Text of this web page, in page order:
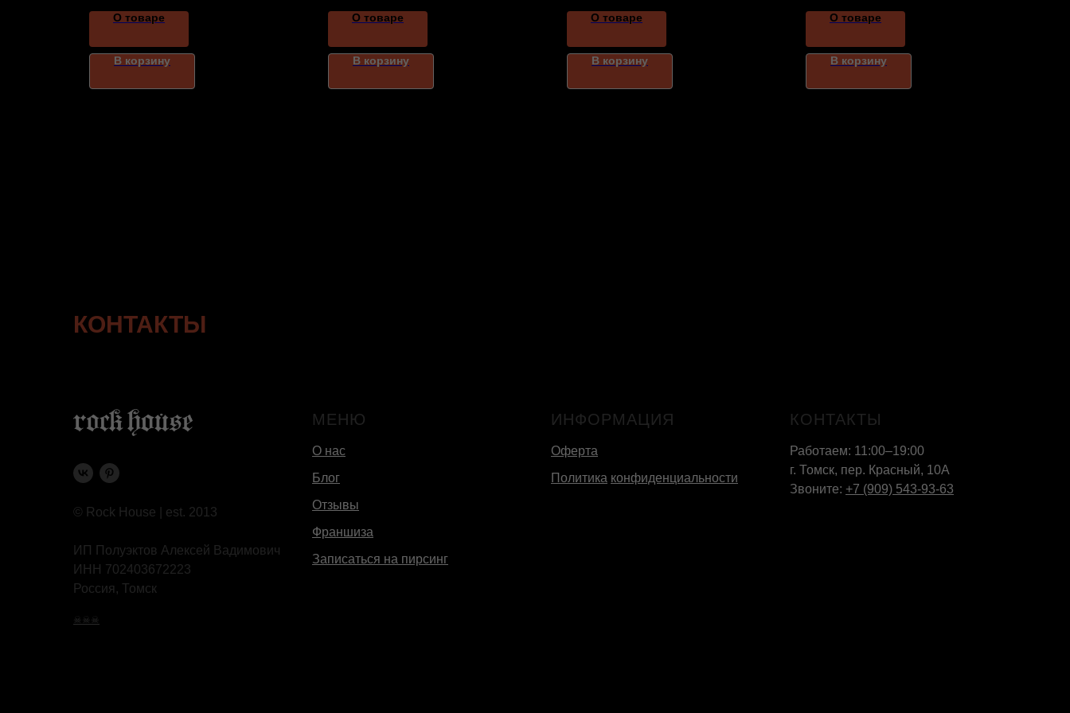
О товаре
В корзину
О товаре
В корзину
О товаре
В корзину
О товаре
В корзину
КОНТАКТЫ
© Rock House | est. 2013
ИП Полуэктов Алексей Вадимович
ИНН 702403672223
Россия, Томск
☠☠☠
МЕНЮ
О нас
Блог
Отзывы
Франшиза
Записаться на пирсинг
ИНФОРМАЦИЯ
Оферта
Политика конфиденциальности
КОНТАКТЫ
Работаем: 11:00–19:00
г. Томск, пер. Красный, 10А
Звоните: +7 (909) 543-93-63